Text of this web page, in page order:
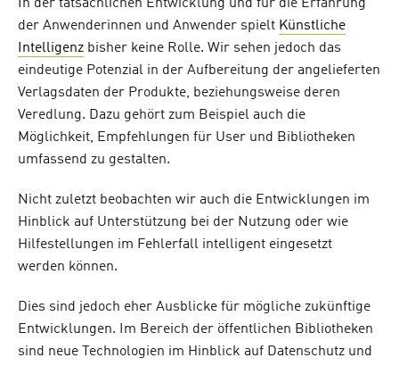
In der tatsächlichen Entwicklung und für die Erfahrung
der Anwenderinnen und Anwender spielt Künstliche
Intelligenz bisher keine Rolle. Wir sehen jedoch das
eindeutige Potenzial in der Aufbereitung der angelieferten
Verlagsdaten der Produkte, beziehungsweise deren
Veredlung. Dazu gehört zum Beispiel auch die
Möglichkeit, Empfehlungen für User und Bibliotheken
umfassend zu gestalten.
Nicht zuletzt beobachten wir auch die Entwicklungen im
Hinblick auf Unterstützung bei der Nutzung oder wie
Hilfestellungen im Fehlerfall intelligent eingesetzt
werden können.
Dies sind jedoch eher Ausblicke für mögliche zukünftige
Entwicklungen. Im Bereich der öffentlichen Bibliotheken
sind neue Technologien im Hinblick auf Datenschutz und